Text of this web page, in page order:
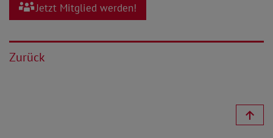
Jetzt Mitglied werden!
Zurück